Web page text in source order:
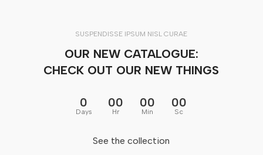
SUSPENDISSE IPSUM NISL CURAE
OUR NEW CATALOGUE:
CHECK OUT OUR NEW THINGS
0
Days
00
Hr
00
Min
00
Sc
See the collection